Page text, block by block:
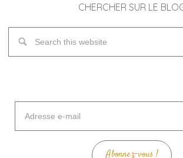
CHERCHER SUR LE
mail
Abonnez-vous !